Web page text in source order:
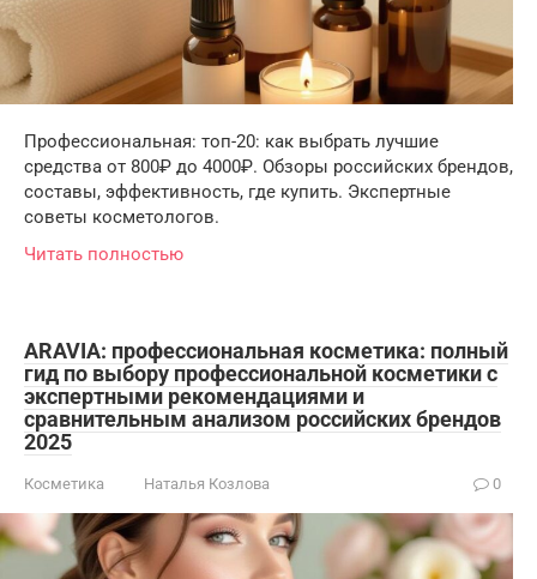
Профессиональная: топ-20: как выбрать лучшие
средства от 800₽ до 4000₽. Обзоры российских брендов,
составы, эффективность, где купить. Экспертные
советы косметологов.
Читать полностью
ARAVIA: профессиональная косметика: полный
гид по выбору профессиональной косметики с
экспертными рекомендациями и
сравнительным анализом российских брендов
2025
Косметика Наталья Козлова 0